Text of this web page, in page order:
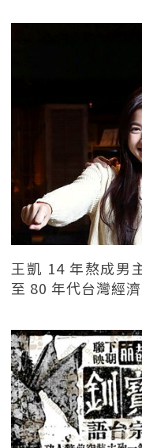
王凱 14 年熬成男
至 80 年代台灣經